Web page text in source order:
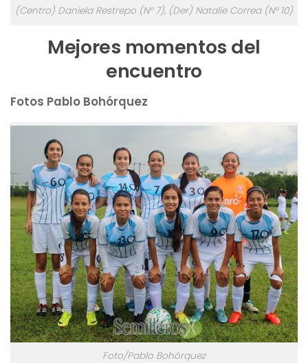
(Centro) Daniela Restrepo (N° 7), (Der) Natalie Correa (N° 10)
Mejores momentos del
encuentro
Fotos Pablo Bohórquez
Foto/Pablo Bohórquez